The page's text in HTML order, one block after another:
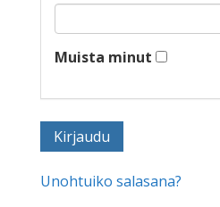
Muista minut
Unohtuiko salasana?